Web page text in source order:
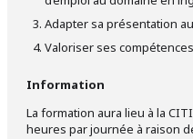
Adapter sa présentation
Valoriser ses
Information
La formation aura lieu à la
heures par journée à raison